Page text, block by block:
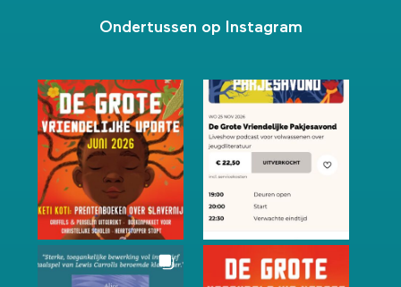
Ondertussen op Instagram